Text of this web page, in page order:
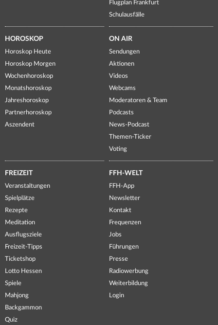
Flugplan Frankfurt
Schulausfälle
HOROSKOP
Horoskop Heute
Horoskop Morgen
Wochenhoroskop
Monatshoroskop
Jahreshoroskop
Partnerhoroskop
Aszendent
ON AIR
Sendungen
Aktionen
Videos
Webcams
Moderatoren & Team
Podcasts
News-Podcast
Themen-Ticker
Voting
FREIZEIT
Veranstaltungen
Spielplätze
Rezepte
Meditation
Ausflugsziele
Freizeit-Tipps
Ticketshop
Lotto Hessen
Spiele
Mahjong
Backgammon
Quiz
FFH-WELT
FFH-App
Newsletter
Kontakt
Frequenzen
Jobs
Führungen
Presse
Radiowerbung
Weiterbildung
Login